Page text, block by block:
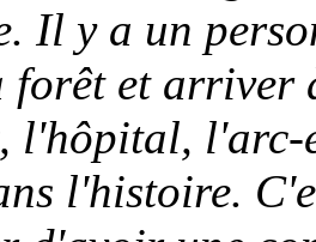
Il y a un
et arriver
l'hôpital, l'arc-
l'histoire.